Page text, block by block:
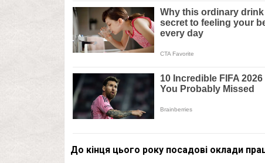
До кінця цього року посадові оклади